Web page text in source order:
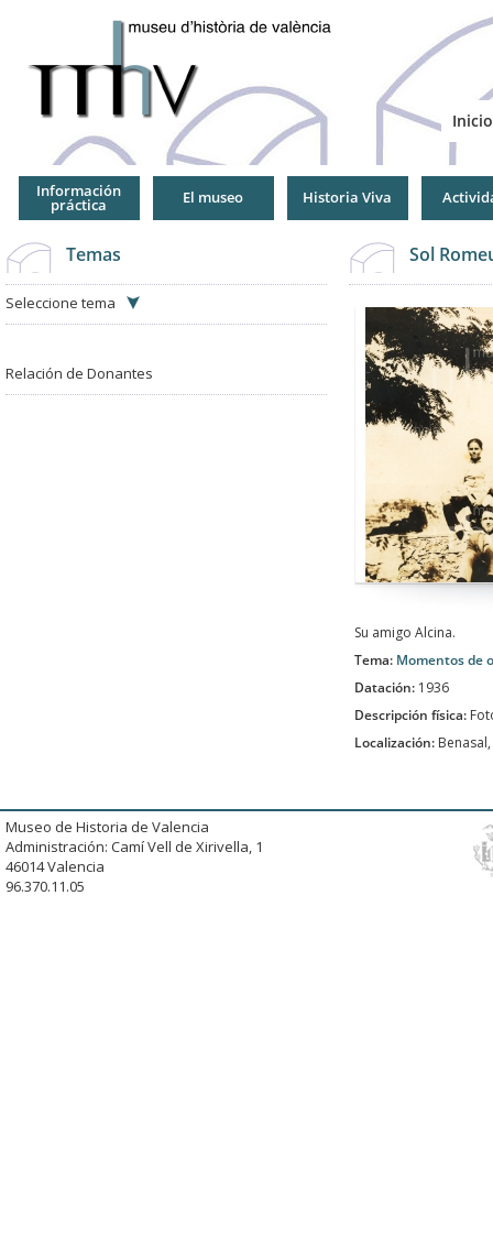
Inicio
Información
práctica El museo Historia Viva
Temas
Seleccione tema
Relación de Donantes
Sol
Su amigo Alcina.
Tema: Momentos de
Datación: 1936
Descripción física:
Localización:
Museo de Historia de Valencia
Administración: Camí Vell de Xirivella, 1
46014 Valencia
96.370.11.05